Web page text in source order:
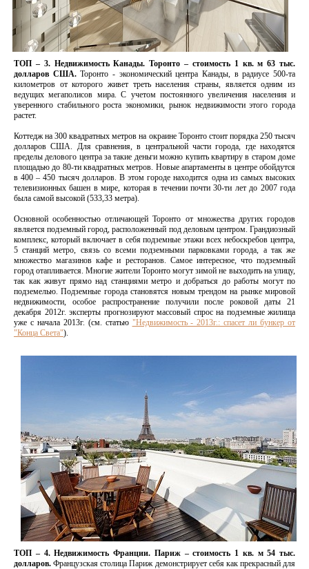
ТОП – 3.Недвижимость Канады.Торонто – стоимость 1 кв. м 63 тыс.
долларов США. Торонто - экономический центра Канады, в радиусе 500-та
километров от которого живет треть населения страны, является одним из
ведущих мегаполисов мира. С учетом постоянного увеличения населения и
уверенного стабильного роста экономики, рынок недвижимости этого города
растет.
Коттедж на 300 квадратных метров на окраине Торонто стоит порядка 250 тысяч
долларов США. Для сравнения, в центральной части города, где находятся
пределы делового центра за такие деньги можно купить квартиру в старом доме
площадью до 80-ти квадратных метров. Новые апартаменты в центре обойдутся
в 400 – 450 тысяч долларов. В этом городе находится одна из самых высоких
телевизионных башен в мире, которая в течении почти 30-ти лет до 2007 года
была самой высокой (533,33 метра).
Основной особенностью отличающей Торонто от множества других городов
является подземный город, расположенный под деловым центром. Грандиозный
комплекс, который включает в себя подземные этажи всех небоскребов центра,
5 станций метро, связь со всеми подземными парковками города, а так же
множество магазинов кафе и ресторанов. Самое интересное, что подземный
город отапливается. Многие жители Торонто могут зимой не выходить на улицу,
так как живут прямо над станциями метро и добраться до работы могут по
подземелью. Подземные города становятся новым трендом на рынке мировой
недвижимости, особое распространение получили после роковой даты 21
декабря 2012г. эксперты прогнозируют массовый спрос на подземные жилища
уже с начала 2013г. (см. статью "Недвижимость - 2013г.: спасет ли бункер от
"Конца Света").
ТОП – 4. Недвижимость Франции. Париж – стоимость 1 кв. м 54 тыс.
долларов. Французская столица Париж демонстрирует себя как прекрасный для